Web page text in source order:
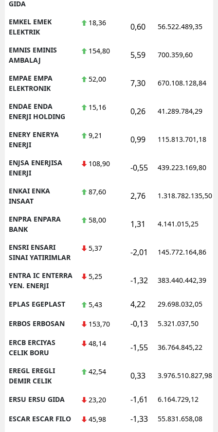
GIDA
EMKEL EMEK
ELEKTRIK
18,36 0,60 56.522.489,35
EMNIS EMINIS
AMBALAJ
154,80 5,59 700.359,60
EMPAE EMPA
ELEKTRONIK
52,00 7,30 670.108.128,84
ENDAE ENDA
ENERJI HOLDING
15,16 0,26 41.289.784,29
ENERY ENERYA
ENERJI
9,21 0,99 115.813.701,18
ENJSA ENERJISA
ENERJI
108,90 -0,55 439.223.169,80
ENKAI ENKA
INSAAT
87,60 2,76 1.318.782.135,50
ENPRA ENPARA
BANK
58,00 1,31 4.141.015,25
ENSRI ENSARI
SINAI YATIRIMLAR
5,37 -2,01 145.772.164,86
ENTRA IC ENTERRA
YEN. ENERJI
5,25 -1,32 383.440.442,39
EPLAS EGEPLAST 5,43 4,22 29.698.032,05
ERBOS ERBOSAN 153,70 -0,13 5.321.037,50
ERCB ERCIYAS
CELIK BORU
48,14 -1,55 36.764.845,22
EREGL EREGLI
DEMIR CELIK
42,54 0,33 3.976.510.827,98
ERSU ERSU GIDA 23,20 -1,61 6.164.729,12
ESCAR ESCAR FILO 45,98 -1,33 55.831.658,08